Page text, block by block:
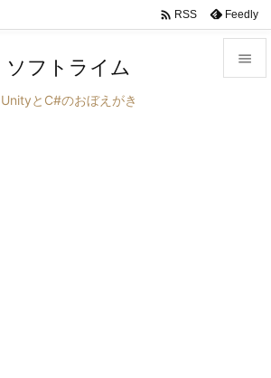

 RSS Feedly
ソフトライム
UnityとC#のおぼえがき